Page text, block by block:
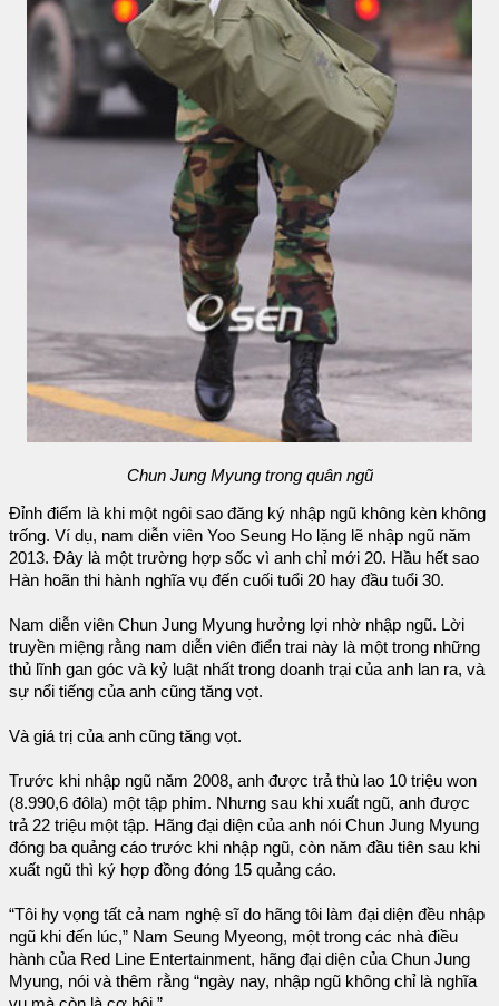
Chun Jung Myung trong quân ngũ
Đỉnh điểm là khi một ngôi sao đăng ký nhập ngũ không kèn không
trống. Ví dụ, nam diễn viên Yoo Seung Ho lặng lẽ nhập ngũ năm
2013. Đây là một trường hợp sốc vì anh chỉ mới 20. Hầu hết sao
Hàn hoãn thi hành nghĩa vụ đến cuối tuổi 20 hay đầu tuổi 30.
Nam diễn viên Chun Jung Myung hưởng lợi nhờ nhập ngũ. Lời
truyền miệng rằng nam diễn viên điển trai này là một trong những
thủ lĩnh gan góc và kỷ luật nhất trong doanh trại của anh lan ra, và
sự nổi tiếng của anh cũng tăng vọt.
Và giá trị của anh cũng tăng vọt.
Trước khi nhập ngũ năm 2008, anh được trả thù lao 10 triệu won
(8.990,6 đôla) một tập phim. Nhưng sau khi xuất ngũ, anh được
trả 22 triệu một tập. Hãng đại diện của anh nói Chun Jung Myung
đóng ba quảng cáo trước khi nhập ngũ, còn năm đầu tiên sau khi
xuất ngũ thì ký hợp đồng đóng 15 quảng cáo.
“Tôi hy vọng tất cả nam nghệ sĩ do hãng tôi làm đại diện đều nhập
ngũ khi đến lúc,” Nam Seung Myeong, một trong các nhà điều
hành của Red Line Entertainment, hãng đại diện của Chun Jung
Myung, nói và thêm rằng “ngày nay, nhập ngũ không chỉ là nghĩa